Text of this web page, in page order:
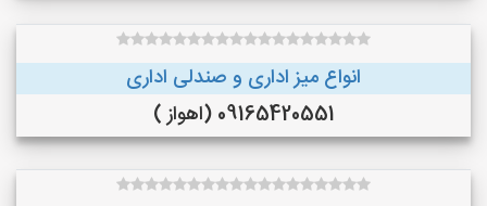
انواع میز اداری و صندلی اداری
09165420551 (اهواز )